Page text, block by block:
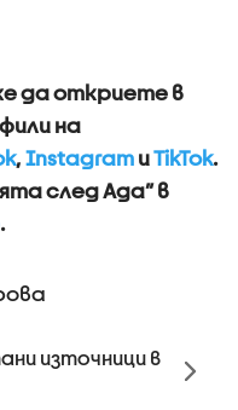
да откриете в
на
, Instagram иTikTok.
след Ада” в
.
източници в